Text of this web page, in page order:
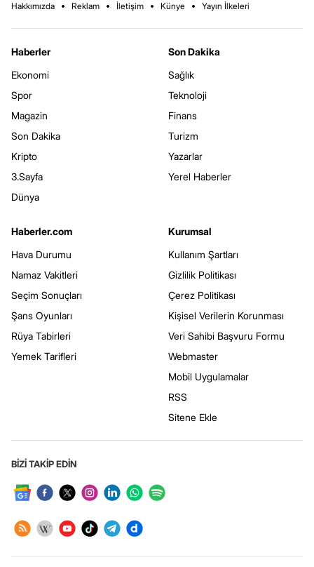
Hakkımızda Reklam İletişim Künye Yayın İlkeleri
Haberler
Ekonomi
Spor
Magazin
Son Dakika
Kripto
3.Sayfa
Dünya
Son Dakika
Sağlık
Teknoloji
Finans
Turizm
Yazarlar
Yerel Haberler
Haberler.com
Hava Durumu
Namaz Vakitleri
Seçim Sonuçları
Şans Oyunları
Rüya Tabirleri
Yemek Tarifleri
Kurumsal
Kullanım Şartları
Gizlilik Politikası
Çerez Politikası
Kişisel Verilerin Korunması
Veri Sahibi Başvuru Formu
Webmaster
Mobil Uygulamalar
RSS
Sitene Ekle
BİZİ TAKİP EDİN